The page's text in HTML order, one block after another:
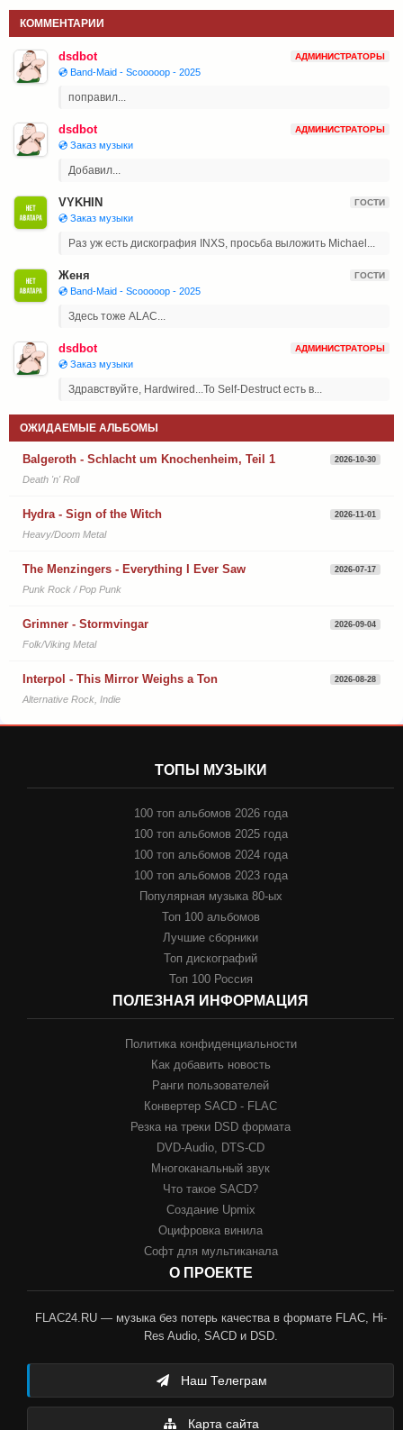
КОММЕНТАРИИ
dsdbot АДМИНИСТРАТОРЫ
💿 Band-Maid - Scooooop - 2025
поправил...
dsdbot АДМИНИСТРАТОРЫ
💿 Заказ музыки
Добавил...
VYKHIN ГОСТИ
💿 Заказ музыки
Раз уж есть дискография INXS, просьба выложить Michael...
Женя ГОСТИ
💿 Band-Maid - Scooooop - 2025
Здесь тоже ALAC...
dsdbot АДМИНИСТРАТОРЫ
💿 Заказ музыки
Здравствуйте, Hardwired...To Self-Destruct есть в...
ОЖИДАЕМЫЕ АЛЬБОМЫ
Balgeroth - Schlacht um Knochenheim, Teil 1 2026-10-30
Death 'n' Roll
Hydra - Sign of the Witch 2026-11-01
Heavy/Doom Metal
The Menzingers - Everything I Ever Saw 2026-07-17
Punk Rock / Pop Punk
Grimner - Stormvingar 2026-09-04
Folk/Viking Metal
Interpol - This Mirror Weighs a Ton 2026-08-28
Alternative Rock, Indie
ТОПЫ МУЗЫКИ
100 топ альбомов 2026 года
100 топ альбомов 2025 года
100 топ альбомов 2024 года
100 топ альбомов 2023 года
Популярная музыка 80-ых
Топ 100 альбомов
Лучшие сборники
Топ дискографий
Топ 100 Россия
ПОЛЕЗНАЯ ИНФОРМАЦИЯ
Политика конфиденциальности
Как добавить новость
Ранги пользователей
Конвертер SACD - FLAC
Резка на треки DSD формата
DVD-Audio, DTS-CD
Многоканальный звук
Что такое SACD?
Создание Upmix
Оцифровка винила
Софт для мультиканала
О ПРОЕКТЕ
FLAC24.RU — музыка без потерь качества в формате FLAC, Hi-
Res Audio, SACD и DSD.
Наш Телеграм
Карта сайта